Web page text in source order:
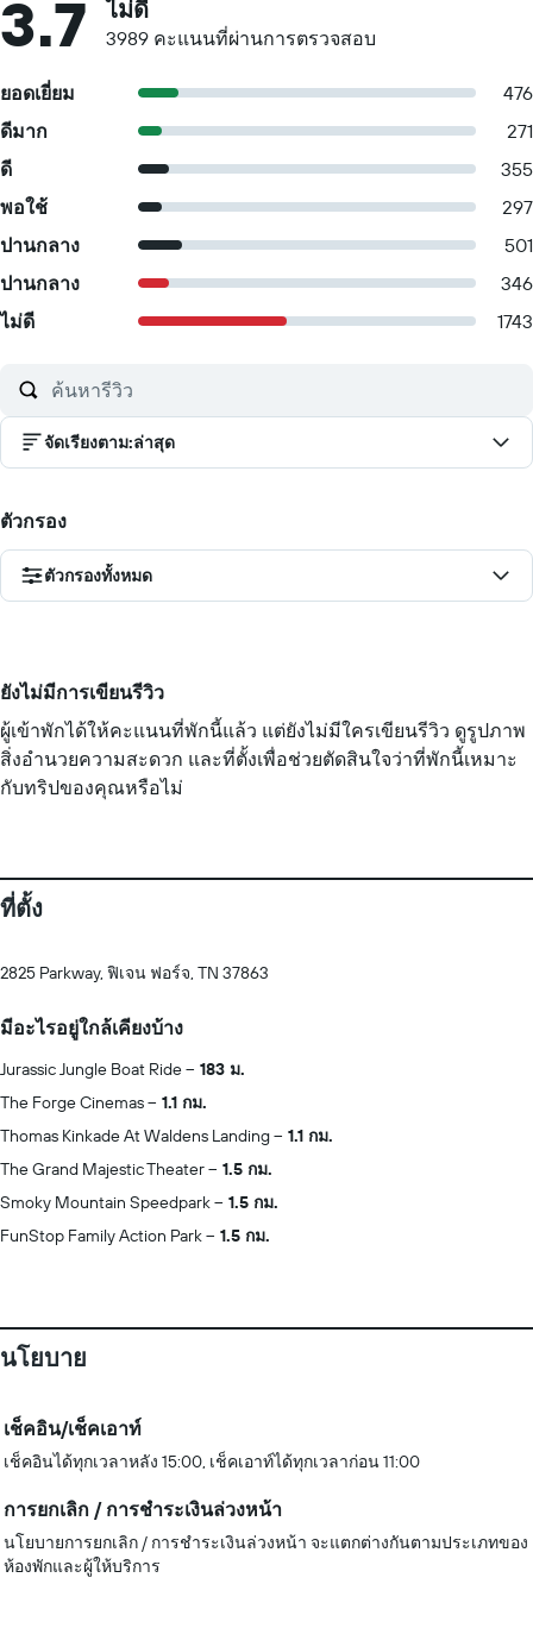
3.7 ไม่ดี
3989 คะแนนที่ผ่านการตรวจสอบ
ยอดเยี่ยม
476
ดีมาก
271
ดี
355
พอใช้
297
ปานกลาง
501
ปานกลาง
346
ไม่ดี
1743
จัดเรียงตาม:ล่าสุด
ตัวกรอง
ตัวกรองทั้งหมด
ยังไม่มีการเขียนรีวิว
ผู้เข้าพักได้ให้คะแนนที่พักนี้แล้ว แต่ยังไม่มีใครเขียนรีวิว ดูรูปภาพ
สิ่งอำนวยความสะดวก และที่ตั้งเพื่อช่วยตัดสินใจว่าที่พักนี้เหมาะ
กับทริปของคุณหรือไม่
ที่ตั้ง
2825 Parkway, ฟิเจน ฟอร์จ, TN 37863
มีอะไรอยู่ใกล้เคียงบ้าง
Jurassic Jungle Boat Ride
183 ม.
The Forge Cinemas
1.1 กม.
Thomas Kinkade At Waldens Landing
1.1 กม.
The Grand Majestic Theater
1.5 กม.
Smoky Mountain Speedpark
1.5 กม.
FunStop Family Action Park
1.5 กม.
นโยบาย
เช็คอิน/เช็คเอาท์
เช็คอินได้ทุกเวลาหลัง 15:00, เช็คเอาท์ได้ทุกเวลาก่อน 11:00
การยกเลิก / การชำระเงินล่วงหน้า
นโยบายการยกเลิก / การชำระเงินล่วงหน้า จะแตกต่างกันตามประเภทของ
ห้องพักและผู้ให้บริการ